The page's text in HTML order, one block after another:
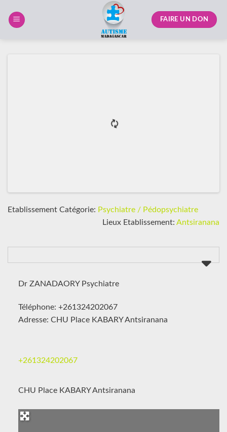
FAIRE UN DON
Etablissement Catégorie: Psychiatre / Pédopsychiatre
Lieux Etablissement: Antsiranana
Dr ZANADAORY Psychiatre
Téléphone: +261324202067
Adresse: CHU Place KABARY Antsiranana
+261324202067
CHU Place KABARY Antsiranana